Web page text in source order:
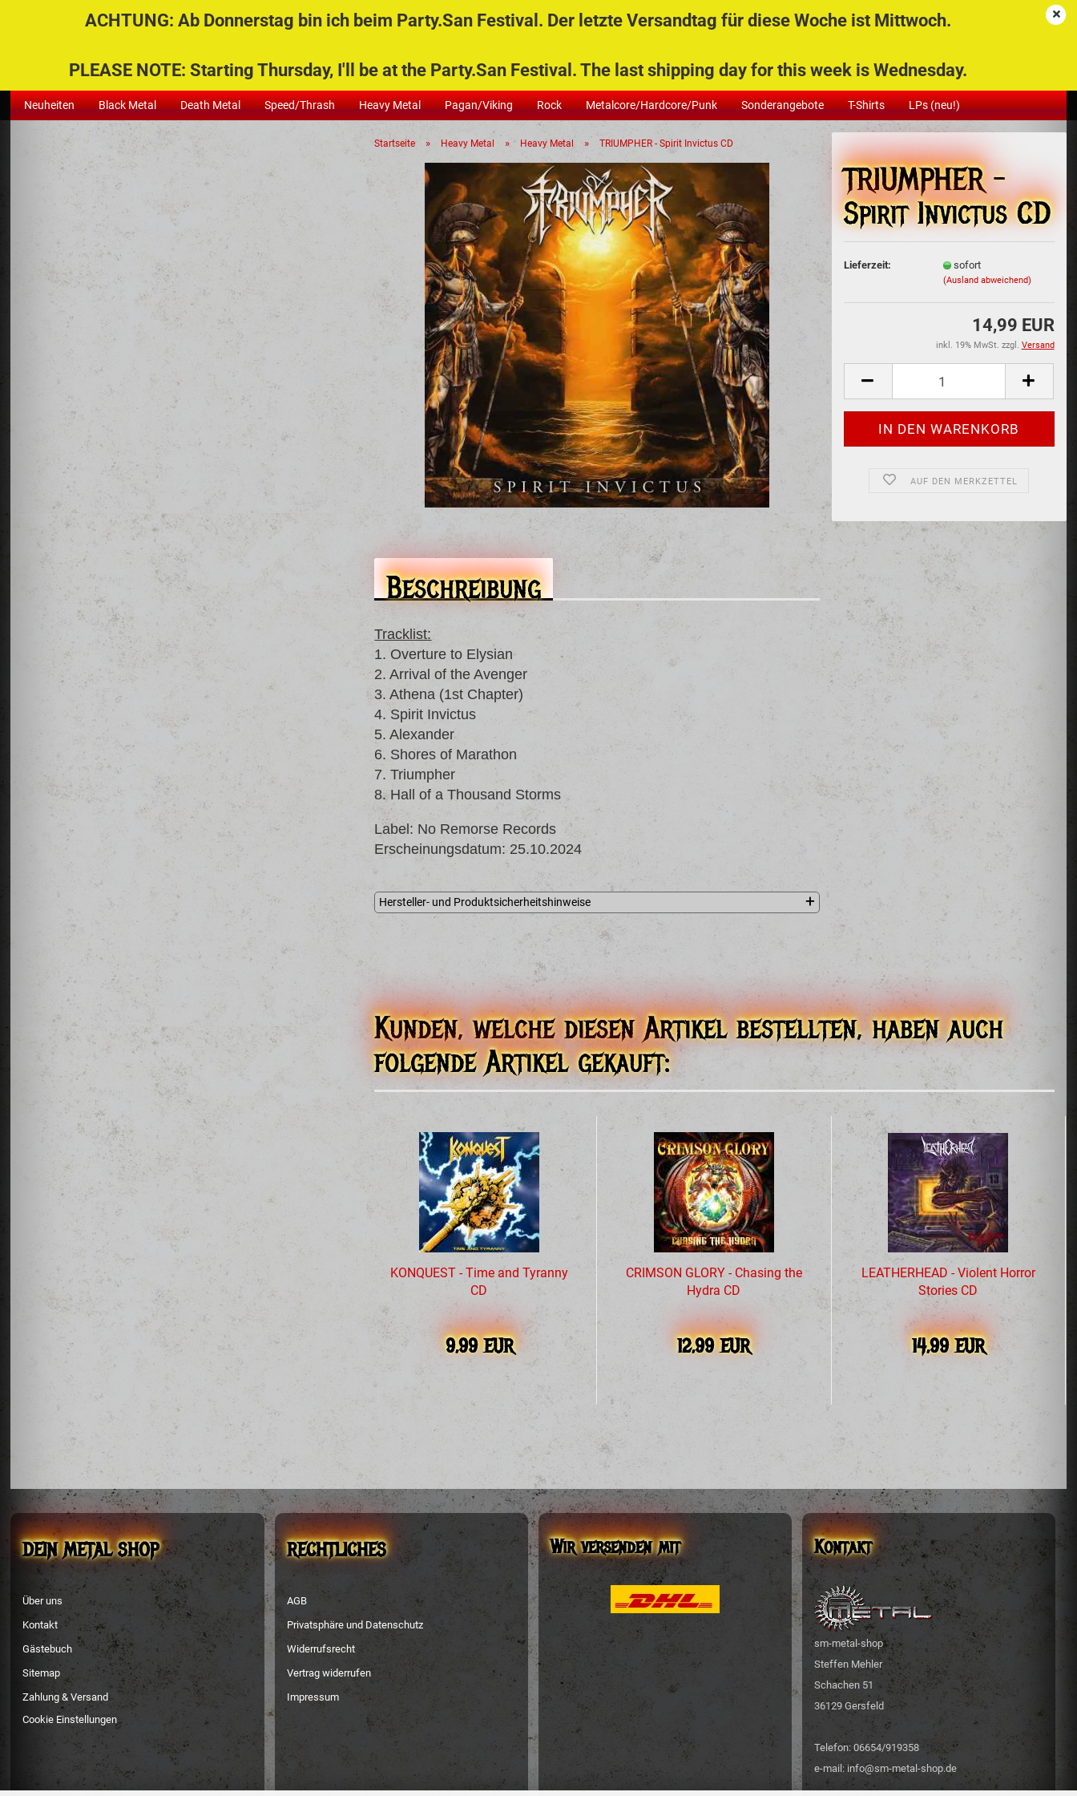
Deutschland Kundenlogin
Konto erstellen
Passwort vergessen?
Merkzettel
Lieferung bei
Bestellung von
mindestens 12
Artikeln!
ACHTUNG: Ab Donnerstag bin ich beim Party.San Festival. Der letzte Versandtag für diese Woche ist Mittwoch.
PLEASE NOTE: Starting Thursday, I'll be at the Party.San Festival. The last shipping day for this week is Wednesday.
Neuheiten Black Metal Death Metal Speed/Thrash Heavy Metal Pagan/Viking Rock Metalcore/Hardcore/Punk Sonderangebote T-Shirts LPs (neu!)
Startseite » Heavy Metal » Heavy Metal » TRIUMPHER - Spirit Invictus CD
TRIUMPHER -
Spirit Invictus CD
Lieferzeit: sofort
(Ausland abweichend)
14,99 EUR
inkl. 19% MwSt. zzgl. Versand
AUF DEN MERKZETTEL
Beschreibung
Tracklist:
1. Overture to Elysian
2. Arrival of the Avenger
3. Athena (1st Chapter)
4. Spirit Invictus
5. Alexander
6. Shores of Marathon
7. Triumpher
8. Hall of a Thousand Storms
Label: No Remorse Records
Erscheinungsdatum: 25.10.2024
Hersteller- und Produktsicherheitshinweise
NO REMORSE REC. E.E.
TEL: 0030 210 38 30 981
info@noremorse.gr
Kunden, welche diesen Artikel bestellten, haben auch
folgende Artikel gekauft:
KONQUEST - Time and Tyranny
CD
9,99 EUR
CRIMSON GLORY - Chasing the
Hydra CD
12,99 EUR
LEATHERHEAD - Violent Horror
Stories CD
14,99 EUR
DEIN METAL SHOP
Über uns
Kontakt
Gästebuch
Sitemap
Zahlung & Versand
Cookie Einstellungen
RECHTLICHES
AGB
Privatsphäre und Datenschutz
Widerrufsrecht
Vertrag widerrufen
Impressum
Wir versenden mit Kontakt
sm-metal-shop
Steffen Mehler
Schachen 51
36129 Gersfeld
Telefon: 06654/919358
e-mail: info@sm-metal-shop.de